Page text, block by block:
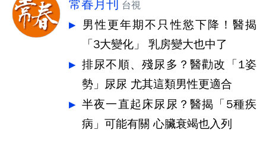
常春月刊 台視
男性更年期不只性慾下降！醫揭
「3大變化」 乳房變大也中了
排尿不順、殘尿多？醫勸改「1姿
勢」尿尿 尤其這類男性更適合
半夜一直起床尿尿？醫揭「5種疾
病」可能有關 心臟衰竭也入列